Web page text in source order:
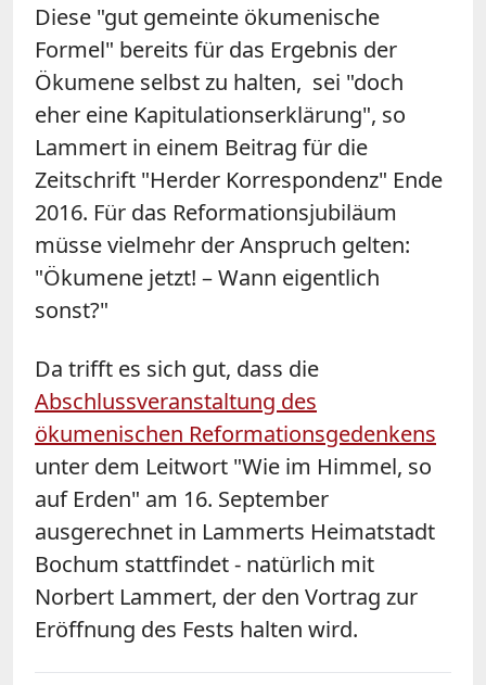
Diese "gut gemeinte ökumenische
Formel" bereits für das Ergebnis der
Ökumene selbst zu halten, sei "doch
eher eine Kapitulationserklärung", so
Lammert in einem Beitrag für die
Zeitschrift "Herder Korrespondenz" Ende
2016. Für das Reformationsjubiläum
müsse vielmehr der Anspruch gelten:
"Ökumene jetzt! – Wann eigentlich
sonst?"
Da trifft es sich gut, dass die
Abschlussveranstaltung des
ökumenischen Reformationsgedenkens
unter dem Leitwort "Wie im Himmel, so
auf Erden" am 16. September
ausgerechnet in Lammerts Heimatstadt
Bochum stattfindet - natürlich mit
Norbert Lammert, der den Vortrag zur
Eröffnung des Fests halten wird.